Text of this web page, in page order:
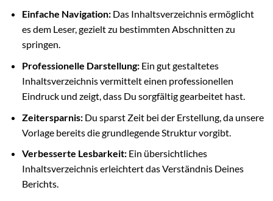
Einfache Navigation:Das Inhaltsverzeichnis ermöglicht
es dem Leser, gezielt zu bestimmten Abschnitten zu
springen.
Professionelle Darstellung:Ein gut gestaltetes
Inhaltsverzeichnis vermittelt einen professionellen
Eindruck und zeigt, dass Du sorgfältig gearbeitet hast.
Zeitersparnis:Du sparst Zeit bei der Erstellung, da unsere
Vorlage bereits die grundlegende Struktur vorgibt.
Verbesserte Lesbarkeit:Ein übersichtliches
Inhaltsverzeichnis erleichtert das Verständnis Deines
Berichts.